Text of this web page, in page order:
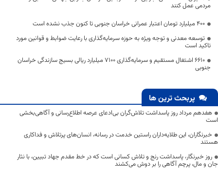
مردمی عمل کنند
۴۰۰ میلیارد تومان اعتبار عمرانی خراسان جنوبی تا کنون جذب نشده است
توسعه معدنی و توجه ویژه به حوزه سرمایه‌گذاری با رعایت ضوابط و قوانین مورد
تاکید است
6610 اشتغال مستقیم و سرمایه‌گذاری 7100 میلیارد ریالی بسیج سازندگی خراسان
جنوبی
پربحث ترین ها
هفدهم مرداد روز پاسداشت تلاش‌گران بی‌ادعای عرصه اطلاع‌رسانی و آگاهی‌بخشی
است
خبرنگاران، این طلایه‌داران راستین خدمت در رسانه، انسان‌های پرتلاش و فداکاری
هستند
روز خبرنگار، پاسداشت رنج و تلاش کسانی است که در خط مقدم جهاد تبیین، با نثار
جان و مال، پرچم آگاهی را بر دوش می‌کشند